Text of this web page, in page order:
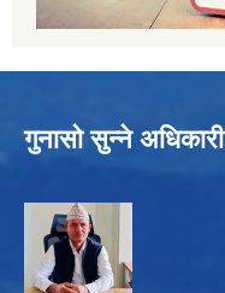
गुनासो सुन्ने अधिकारी